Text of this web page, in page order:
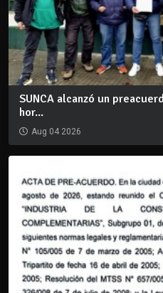
SUNCA alcanzó un
hor...
Aug 04 2026